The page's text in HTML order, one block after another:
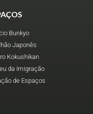
Bunkyo
Japonês
Kokushikan
da Imigração
de Espaços